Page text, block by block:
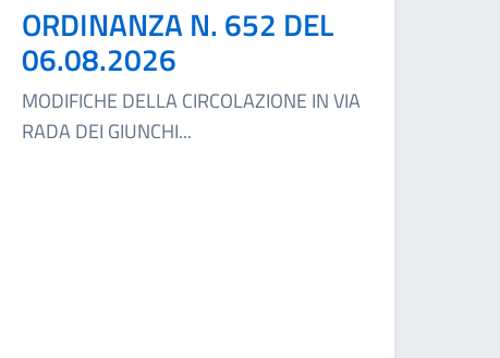
ORDINANZA N. 652 DEL
06.08.2026
MODIFICHE DELLA CIRCOLAZIONE IN VIA
RADA DEI GIUNCHI...